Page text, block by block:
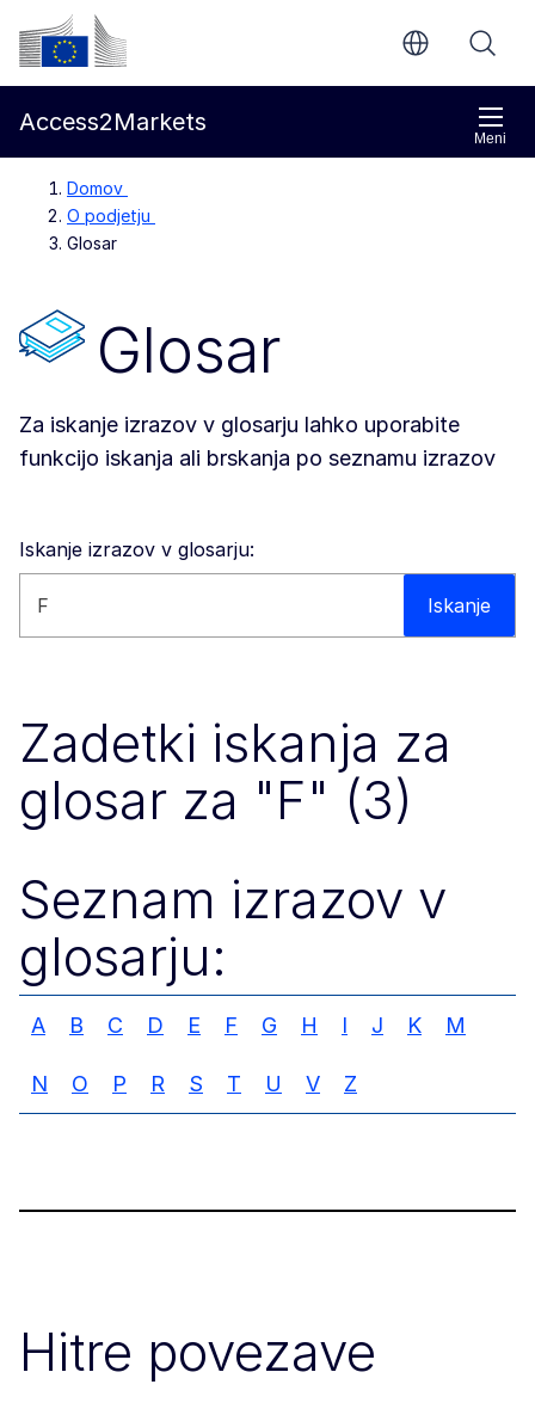
Preskoči na glavno vsebino
Evropska komisija
Meni
Access2Markets
Domov
O podjetju
Glosar
Glosar
Za iskanje izrazov v glosarju lahko uporabite
funkcijo iskanja ali brskanja po seznamu izrazov
Iskanje izrazov v glosarju:
Iskanje po spletišču Iskanje
Zadetki iskanja za
glosar za "F" (3)
Seznam izrazov v
glosarju:
A B C D E F G H I J K M
N O P R S T U V Z
Hitre povezave